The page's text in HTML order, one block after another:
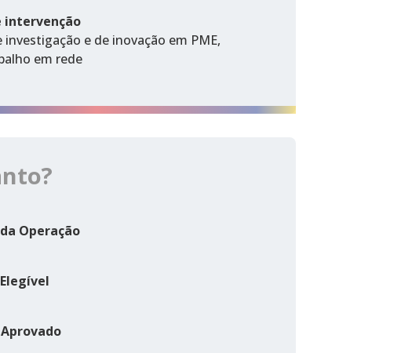
intervenção
e de inovação em PME,
em rede
Operação